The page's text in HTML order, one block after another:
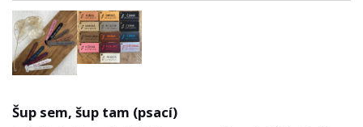
Šup sem, šup tam (psací)